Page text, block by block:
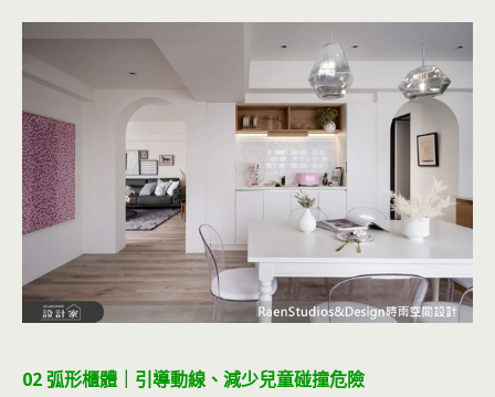
02 弧形櫃體｜引導動線、減少兒童碰撞危險